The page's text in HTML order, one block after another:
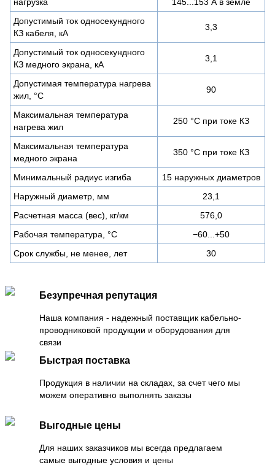
Допустимый ток односекундного
КЗ кабеля, кА
3,3
Допустимый ток односекундного
КЗ медного экрана, кА
3,1
Допустимая температура нагрева
жил, °C
90
Максимальная температура
нагрева жил
250 °C при токе КЗ
Максимальная температура
медного экрана
350 °C при токе КЗ
Минимальный радиус изгиба
15 наружных диаметров
Наружный диаметр, мм
23,1
Расчетная масса (вес), кг/км
576,0
Рабочая температура, °C
−60...+50
Срок службы, не менее, лет
30
Безупречная репутация
Наша компания - надежный поставщик кабельно-
проводниковой продукции и оборудования для
связи
Быстрая поставка
Продукция в наличии на складах, за счет чего мы
можем оперативно выполнять заказы
Выгодные цены
Для наших заказчиков мы всегда предлагаем
самые выгодные условия и цены